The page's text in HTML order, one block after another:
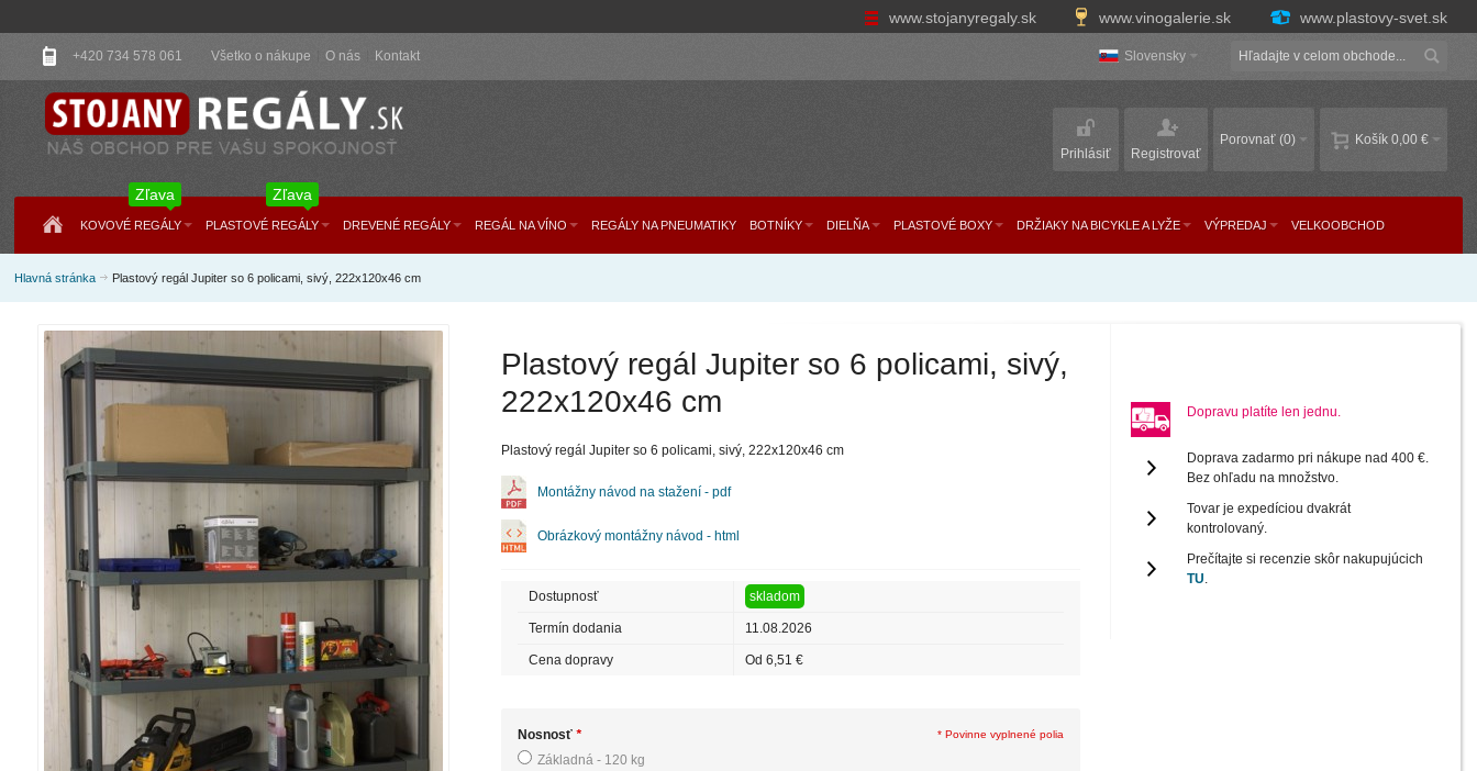
www.stojanyregaly.sk www.vinogalerie.sk www.plastovy-svet.sk
+420 734 578 061 Všetko o nákupe O nás Kontakt Slovensky
Košík 0,00 €
Porovnať (0)
Prihlásiť
Registrovať
KOVOVÉ REGÁLY
Zľava
PLASTOVÉ REGÁLY
Zľava
DREVENÉ REGÁLY REGÁL NA VÍNO REGÁLY NA PNEUMATIKY BOTNÍKY DIELŇA PLASTOVÉ BOXY DRŽIAKY NA BICYKLE A LYŽE VÝPREDAJ VELKOOBCHOD
Hlavná stránka Plastový regál Jupiter so 6 policami, sivý, 222x120x46 cm
Plastový regál Jupiter so 6 policami, sivý,
222x120x46 cm
Plastový regál Jupiter so 6 policami, sivý, 222x120x46 cm
Montážny návod na stažení - pdf
Obrázkový montážny návod - html
Dostupnosť skladom
Termín dodania 11.08.2026
Cena dopravy Od 6,51 €
*
Nosnosť
Základná - 120 kg
* Povinne vyplnené polia
Dopravu platíte len jednu.
Doprava zadarmo pri nákupe nad 400 €.
Bez ohľadu na množstvo.
Tovar je expedíciou dvakrát
kontrolovaný.
Prečítajte si recenzie skôr nakupujúcich
TU.